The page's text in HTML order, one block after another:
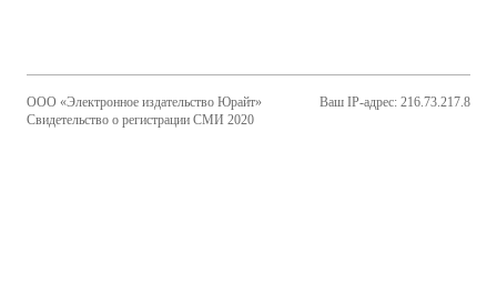
ООО «Электронное издательство Юрайт»
Свидетельство о регистрации СМИ 2020
Ваш IP-адрес: 216.73.217.8